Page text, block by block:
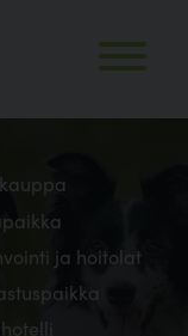
ja hoitolat